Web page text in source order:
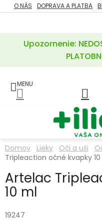
Prejsť
na
Upozornenie:
O NÁS DOPRAVA A PLATBA
ZĽAVY
POTREBY
A
LIEKY
VITAMÍNY
MINERÁLY
Domov Lieky Oči a uši
Tripleaction očné kvapky
Artelac
10 ml
19247